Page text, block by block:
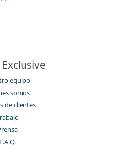
equipo
somos
de clientes
F.A.Q.